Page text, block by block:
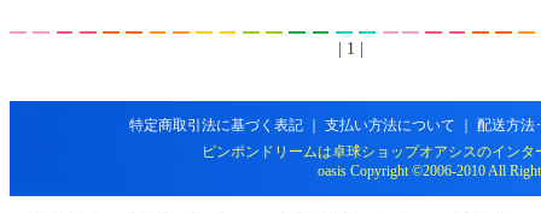
| 1 |
特定商取引法に基づく表記 支払い方法について
配送方法
ピンポンドリームは卓球ショップオアシスのイン
oasis Copyright ©2006-2010 All